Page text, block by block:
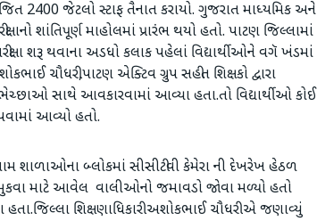
2400 જેટલો સ્ટાફ તૈનાત કરાયો. ગુજરાત માધ્યમિક અને
શાંતિપૂર્ણ માહોલમાં પ્રારંભ થયો હતો. પાટણ જિલ્લામાં
શરૂ થવાના અડધો કલાક પહેલાં વિદ્યાર્થીઓને વગૅ ખંડમાં
ચૌધરી,પાટણ એક્ટિવ ગ્રુપ સહીત શિક્ષકો દ્વારા
સાથે આવકારવામાં આવ્યા હતા.તો વિદ્યાર્થીઓ કોઈ
આવ્યો હતો.
શાળાઓના બ્લોકમાં સીસીટીવી કેમેરા ની દેખરેખ હેઠળ
ને મુકવા માટે આવેલ વાલીઓનો જમાવડો જોવા મળ્યો હતો
શિક્ષણાધિકારી અશોકભાઈ ચૌધરી એ જણાવ્યું